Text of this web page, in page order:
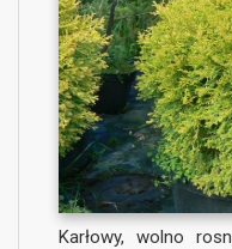
Karłowy, wolno